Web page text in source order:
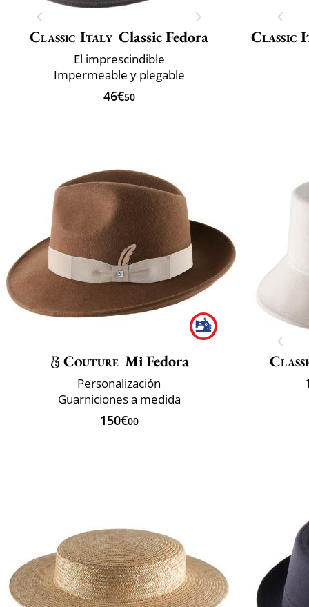
Classic Italy Classic Fedora
El imprescindible
Impermeable y plegable
46€50
Classic
Couture Mi Fedora
Personalización
Guarniciones a medida
150€00